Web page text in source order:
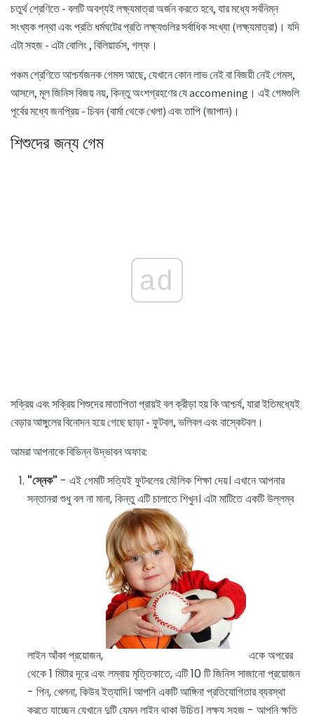
চতুর্থ শ্রেণিতে - বলটি অবশ্যই লক্ষ্যমাত্রা অর্জন করতে হবে, যার মধ্যে সর্বনিম্ন
সংখ্যক পন্থা এবং প্রতি ধর্মঘটের প্রতি লক্ষ্যগুলির সর্বাধিক সংখ্যা (লক্ষ্যমাত্রা)। যদি
এটা সহজ - এটা বোলিং , বিলিয়ার্ডস, গল্ফ।
পঞ্চম শ্রেণিতে আশ্চর্যজনক গেমস আছে, যেখানে কোন লাভ নেই বা বিজয়ী নেই গেমস,
আসলে, মূল জিনিস বিজয় নয়, কিন্তু অংশগ্রহণের যে accomening। এই গেমগুলি
পূর্বের মধ্যে জনপ্রিয় - চিবন (বার্মা থেকে খেলা) এবং তাপি (জাপান)।
শিশুদের জন্য গেম
ad
সক্রিয় এবং সক্রিয় শিশুদের মাতাপিতা প্রায়ই বল ক্রীড়া হয় কি আশ্চর্য, যারা ইতিমধ্যেই
বেড়ার আঙ্গুলের বিনোদন হয়ে গেছে ছাড়া - ফুটবল, ভলিবল এবং বাস্কেটবল।
আমরা আপনাকে বিভিন্ন উদ্ভাবন অফার:
"স্নেক" - এই গেমটি সত্যিই ফুটবলের মৌলিক শিক্ষা দেয়। এখানে আপনার
সন্তানরা শুধু বল না মানা, কিন্তু এটি চালাতে শিখুন। এটা মাটিতে একটি উল্লম্ব
লাইন আঁকা প্রয়োজন,
একে অপরের
থেকে 1 মিটার দূরে এবং লম্বায় মৃত্তিকাতে, এটি 10 ​​টি জিনিস সাজানো প্রয়োজন
- পিন, খেলনা, কিউব ইত্যাদি। আপনি একটি আঙ্গিনা প্রতিযোগিতার ব্যবস্থা
করতে যাচ্ছেন যেখানে দুটি যেমন লাইন থাকা উচিত। লক্ষ্য সহজ - আপনি ক্ষতি